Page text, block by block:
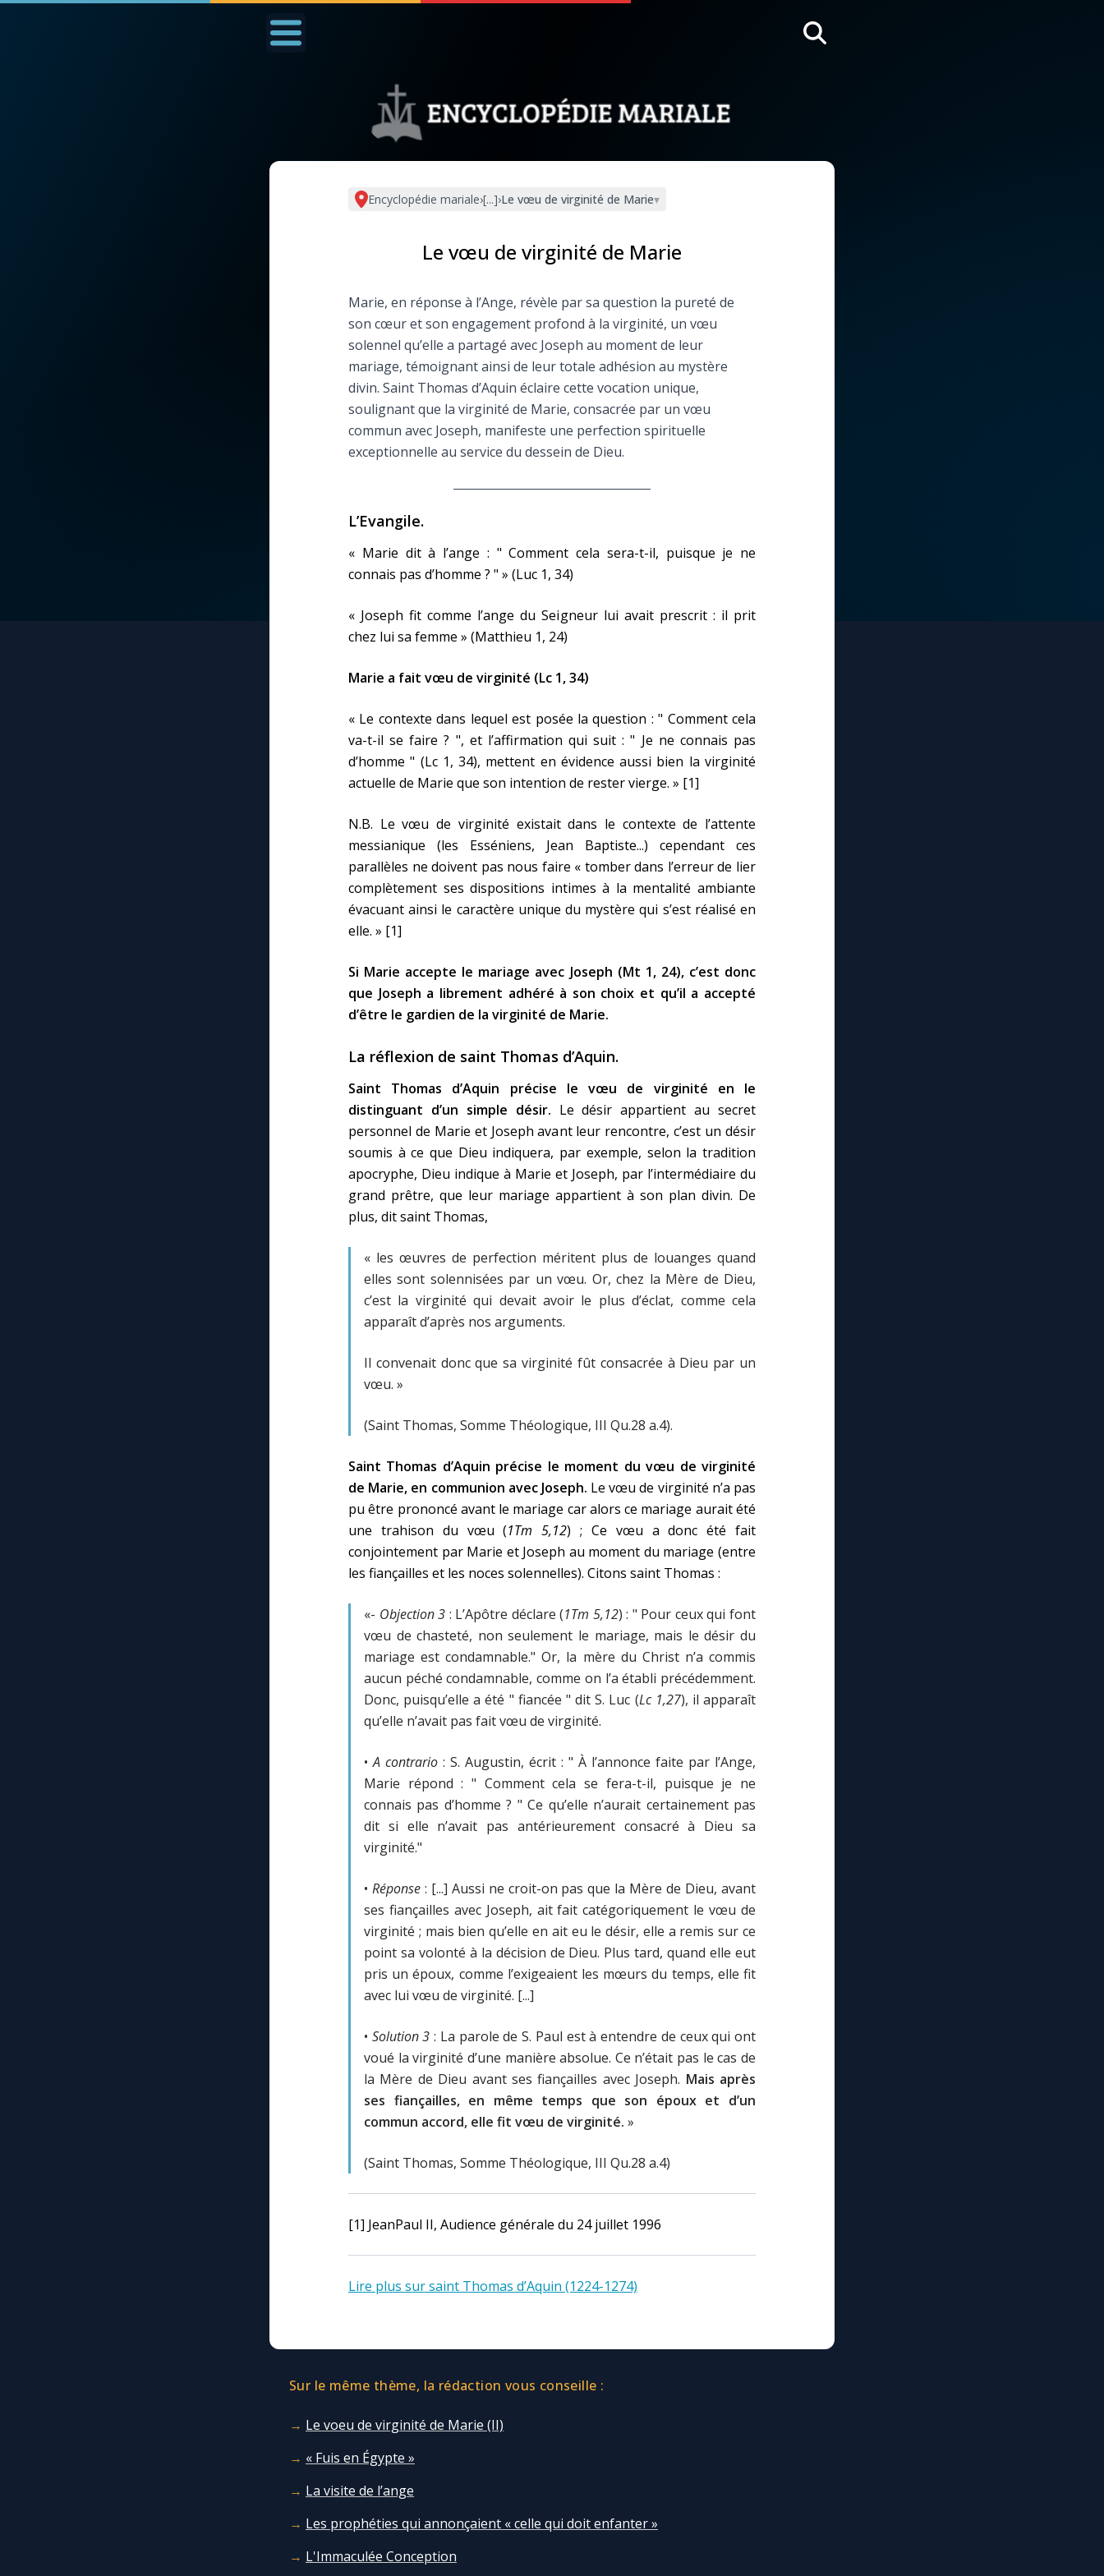
Nous soutenir À propos Facebook Infos légales
Prier au quotidien
Les premiers samedis
Marie qui défait les
Me consacrer à Jésus
Mes intentions de
◼︎À la une
Contact
Faire un don
Marie de Nazareth
Encyclopédie mariale›[...]›Le vœu de virginité de Marie▾
Le vœu de virginité de Marie
Marie, en réponse à l’Ange, révèle par sa question la pureté de
son cœur et son engagement profond à la virginité, un vœu
solennel qu’elle a partagé avec Joseph au moment de leur
mariage, témoignant ainsi de leur totale adhésion au mystère
divin. Saint Thomas d’Aquin éclaire cette vocation unique,
soulignant que la virginité de Marie, consacrée par un vœu
commun avec Joseph, manifeste une perfection spirituelle
exceptionnelle au service du dessein de Dieu.
L’Evangile.
« Marie dit à l’ange : " Comment cela sera-t-il, puisque je ne
connais pas d’homme ? " » (Luc 1, 34)
« Joseph fit comme l’ange du Seigneur lui avait prescrit : il prit
chez lui sa femme » (Matthieu 1, 24)
Marie a fait vœu de virginité (Lc 1, 34)
« Le contexte dans lequel est posée la question : " Comment cela
va-t-il se faire ? ", et l’affirmation qui suit : " Je ne connais pas
d’homme " (Lc 1, 34), mettent en évidence aussi bien la virginité
actuelle de Marie que son intention de rester vierge. » [1]
N.B. Le vœu de virginité existait dans le contexte de l’attente
messianique (les Esséniens, Jean Baptiste...) cependant ces
parallèles ne doivent pas nous faire « tomber dans l’erreur de lier
complètement ses dispositions intimes à la mentalité ambiante
évacuant ainsi le caractère unique du mystère qui s’est réalisé en
elle. » [1]
Si Marie accepte le mariage avec Joseph (Mt 1, 24), c’est donc
que Joseph a librement adhéré à son choix et qu’il a accepté
d’être le gardien de la virginité de Marie.
La réflexion de saint Thomas d’Aquin.
Saint Thomas d’Aquin précise le vœu de virginité en le
distinguant d’un simple désir. Le désir appartient au secret
personnel de Marie et Joseph avant leur rencontre, c’est un désir
soumis à ce que Dieu indiquera, par exemple, selon la tradition
apocryphe, Dieu indique à Marie et Joseph, par l’intermédiaire du
grand prêtre, que leur mariage appartient à son plan divin. De
plus, dit saint Thomas,
« les œuvres de perfection méritent plus de louanges quand
elles sont solennisées par un vœu. Or, chez la Mère de Dieu,
c’est la virginité qui devait avoir le plus d’éclat, comme cela
apparaît d’après nos arguments.
Il convenait donc que sa virginité fût consacrée à Dieu par un
vœu. »
(Saint Thomas, Somme Théologique, III Qu.28 a.4).
Saint Thomas d’Aquin précise le moment du vœu de virginité
de Marie, en communion avec Joseph. Le vœu de virginité n’a pas
pu être prononcé avant le mariage car alors ce mariage aurait été
une trahison du vœu (1Tm 5,12) ; Ce vœu a donc été fait
conjointement par Marie et Joseph au moment du mariage (entre
les fiançailles et les noces solennelles). Citons saint Thomas :
«- Objection 3 : L’Apôtre déclare (1Tm 5,12) : " Pour ceux qui font
vœu de chasteté, non seulement le mariage, mais le désir du
mariage est condamnable." Or, la mère du Christ n’a commis
aucun péché condamnable, comme on l’a établi précédemment.
Donc, puisqu’elle a été " fiancée " dit S. Luc (Lc 1,27), il apparaît
qu’elle n’avait pas fait vœu de virginité.
•A contrario : S. Augustin, écrit : " À l’annonce faite par l’Ange,
Marie répond : " Comment cela se fera-t-il, puisque je ne
connais pas d’homme ? " Ce qu’elle n’aurait certainement pas
dit si elle n’avait pas antérieurement consacré à Dieu sa
virginité."
• Réponse: [...] Aussi ne croit-on pas que la Mère de Dieu, avant
ses fiançailles avec Joseph, ait fait catégoriquement le vœu de
virginité ; mais bien qu’elle en ait eu le désir, elle a remis sur ce
point sa volonté à la décision de Dieu. Plus tard, quand elle eut
pris un époux, comme l’exigeaient les mœurs du temps, elle fit
avec lui vœu de virginité. [...]
• Solution 3 : La parole de S. Paul est à entendre de ceux qui ont
voué la virginité d’une manière absolue. Ce n’était pas le cas de
la Mère de Dieu avant ses fiançailles avec Joseph. Mais après
ses fiançailles, en même temps que son époux et d’un
commun accord, elle fit vœu de virginité. »
(Saint Thomas, Somme Théologique, III Qu.28 a.4)
[1] JeanPaul II, Audience générale du 24 juillet 1996
Lire plus sur saint Thomas d’Aquin (1224-1274)
Sur le même thème, la rédaction vous conseille :
Le voeu de virginité de Marie (II)
« Fuis en Égypte »
La visite de l’ange
Les prophéties qui annonçaient « celle qui doit enfanter »
L'Immaculée Conception